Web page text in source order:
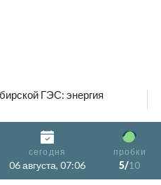
ГЭС: энергия
сегодня
06 августа, 07:06
пробки
5/10